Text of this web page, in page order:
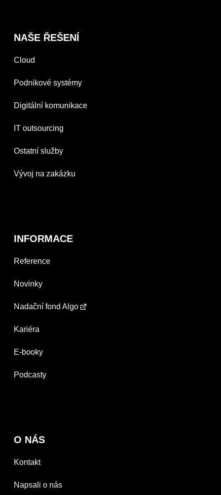
NAŠE ŘEŠENÍ
Cloud
Podnikové systémy
Digitální komunikace
IT outsourcing
Ostatní služby
Vývoj na zakázku
INFORMACE
Reference
Novinky
Nadační fond Algo
Kariéra
E-booky
Podcasty
O NÁS
Kontakt
Napsali o nás